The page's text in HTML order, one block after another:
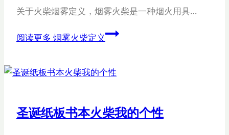
关于火柴烟雾定义，烟雾火柴是一种烟火用具…
阅读更多 烟雾火柴定义
圣诞纸板书本火柴我的个性